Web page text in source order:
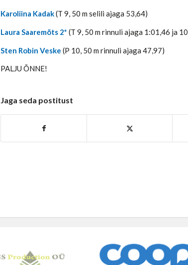
Karoliina Kadak(T 9, 50 m selili ajaga 53,64)
Laura Saaremõts 2*(T 9, 50 m rinnuli ajaga 1:01,46 ja
Sten Robin Veske (P 10, 50 m rinnuli ajaga 47,97)
PALJU ÕNNE!
Jaga seda postitust